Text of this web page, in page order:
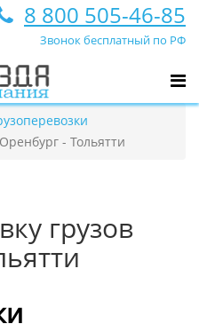
8 800 505-46-85
Звонок бесплатный по РФ
- Тольятти
грузов